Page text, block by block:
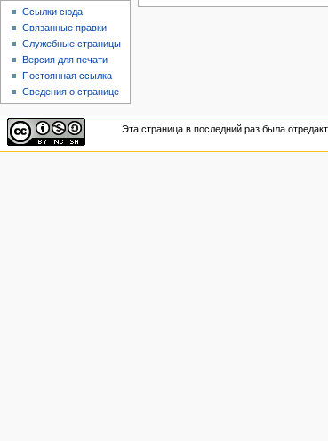
Ссылки сюда
Связанные правки
Служебные страницы
Версия для печати
Постоянная ссылка
Сведения о странице
Эта страница в последний раз была